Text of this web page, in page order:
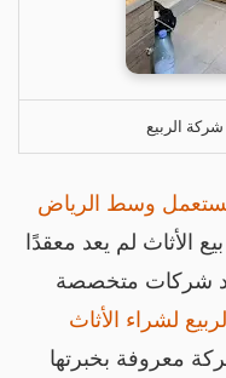
الربيع
وسط الرياض
لم يعد معقدًا
متخصصة
لشراء الأثاث
معروفة بخبرتها